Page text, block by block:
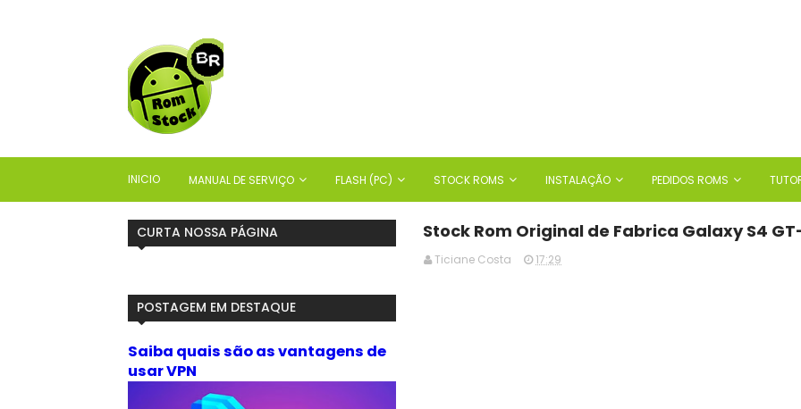
INICIO MANUAL DE SERVIÇO FLASH (PC) STOCK ROMS INSTALAÇÃO PEDIDOS ROMS
Stock Rom Original de Fabrica Galaxy S4
Ticiane Costa 17:29
CURTA NOSSA PÁGINA
POSTAGEM EM DESTAQUE
Saiba quais são as vantagens de
usar VPN